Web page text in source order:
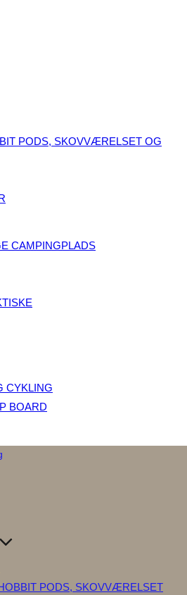
PODS, SKOVVÆRELSET OG
CAMPINGPLADS
CYKLING
BOARD
PODS, SKOVVÆRELSET